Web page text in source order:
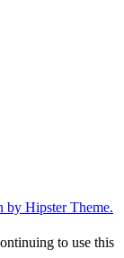
by Hipster Theme.
to use this